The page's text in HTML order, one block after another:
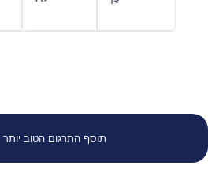
תוסף התרגום הטוב יותר